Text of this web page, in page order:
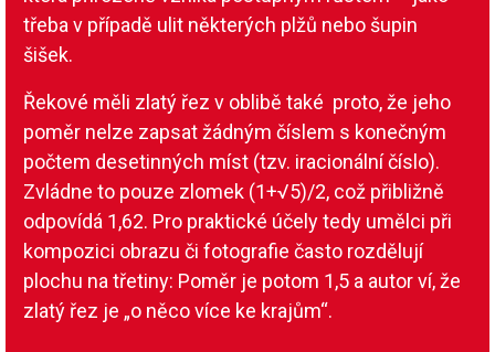
třeba v případě ulit některých plžů nebo šupin
šišek.
Řekové měli zlatý řez v oblibě také proto, že jeho
poměr nelze zapsat žádným číslem s konečným
počtem desetinných míst (tzv. iracionální číslo).
Zvládne to pouze zlomek (1+√5)/2, což přibližně
odpovídá 1,62. Pro praktické účely tedy umělci při
kompozici obrazu či fotografie často rozdělují
plochu na třetiny: Poměr je potom 1,5 a autor ví, že
zlatý řez je „o něco více ke krajům“.